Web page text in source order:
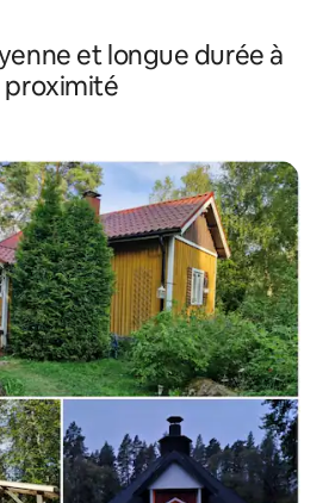
et longue durée à
proximité